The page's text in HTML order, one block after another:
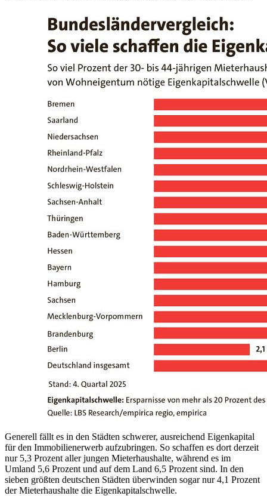
Generell fällt es in den Städten schwerer, ausreichend Eigenkapital
für den Immobilienerwerb aufzubringen. So schaffen es dort derzeit
nur 5,3 Prozent aller jungen Mieterhaushalte, während es im
Umland 5,6 Prozent und auf dem Land 6,5 Prozent sind. In den
sieben größten deutschen Städten überwinden sogar nur 4,1 Prozent
der Mieterhaushalte die Eigenkapitalschwelle.